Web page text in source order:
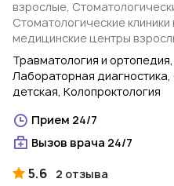
взрослые,
Стоматологические
медицинские центры
Травматология и
Лабораторная
детская, Колопроктология
Прием 24/7
Вызов врача 24/7
5.6 2 отзыва